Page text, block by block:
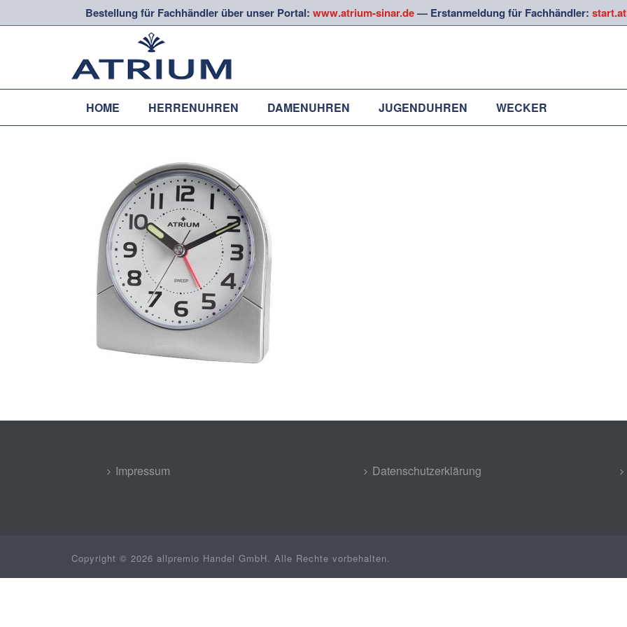
Bestellung für Fachhändler über unser Portal: www.atrium-sinar.de— Erstanmeldung für Fachhändler:
HOME HERRENUHREN DAMENUHREN JUGENDUHREN WECKER
Impressum Datenschutzerklärung
Copyright © 2026 allpremio Handel GmbH. Alle Rechte vorbehalten.